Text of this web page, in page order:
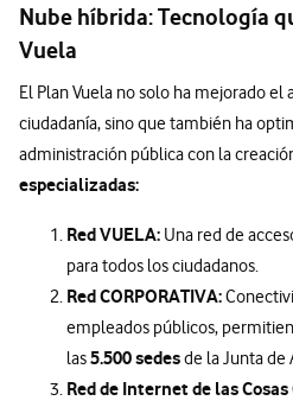
Nube híbrida: Tecnología
Vuela
El Plan Vuela no solo ha mejorado el
ciudadanía, sino que también ha
administración pública con la
especializadas:
Red VUELA: Una red de
para todos los ciudadanos.
Red CORPORATIVA:
empleados públicos,
las5.500 sedesde la Junta de
Red de Internet de las Cosas